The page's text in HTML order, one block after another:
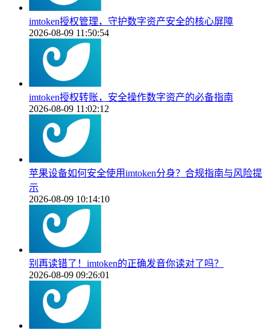
imtoken授权管理，守护数字资产安全的核心屏障
2026-08-09 11:50:54
imtoken授权转账，安全操作数字资产的必备指南
2026-08-09 11:02:12
苹果设备如何安全使用imtoken分身？合规指南与风险提
示
2026-08-09 10:14:10
别再读错了！imtoken的正确发音你读对了吗？
2026-08-09 09:26:01